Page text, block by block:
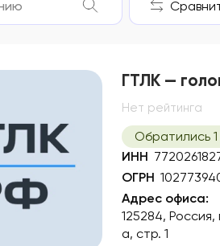
ГТЛК —
Нет рейтинга
Обратились
ИНН
ОГРН
Адрес офиса:
125284,
а, стр. 1